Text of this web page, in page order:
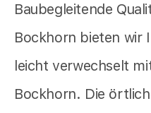
Baubegleitende
Bockhorn bieten wir
leicht verwechselt
Bockhorn. Die